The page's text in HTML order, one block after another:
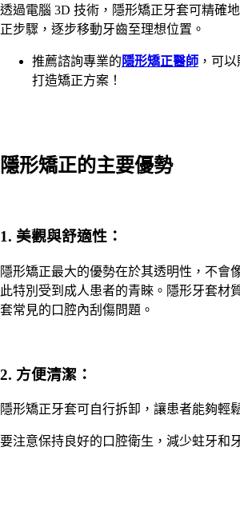
透過電腦 3D 技術，隱形矯正牙套可精確
正步驟，逐步移動牙齒至理想位置。
推薦諮詢專業的 隱形矯正醫師 ，可
打造矯正方案！
隱形矯正的主要優勢
1. 美觀與舒適性：
隱形矯正最大的優勢在於其透明性，不會
此特別受到成人患者的青睞。隱形牙套材
套常見的口腔內刮傷問題。
2. 方便清潔 ：
隱形矯正牙套可自行拆卸，讓患者能夠輕
要注意保持良好的口腔衛生，減少蛀牙和